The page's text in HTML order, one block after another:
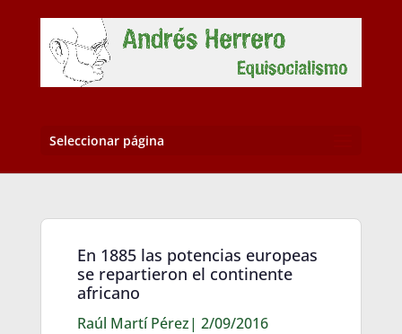
Seleccionar página
En 1885 las potencias europeas
se repartieron el continente
africano
Raúl Martí Pérez| 2/09/2016